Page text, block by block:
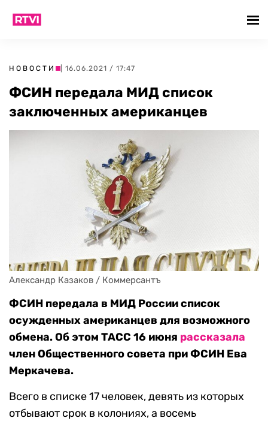
НОВОСТИ | 16.06.2021 / 17:47
ФСИН передала МИД список
заключенных американцев
Александр Казаков / Коммерсантъ
ФСИН передала в МИД России список
осужденных американцев для возможного
обмена. Об этом ТАСС 16 июня рассказала
член Общественного совета при ФСИН Ева
Меркачева.
Всего в списке 17 человек, девять из которых
отбывают срок в колониях, а восемь